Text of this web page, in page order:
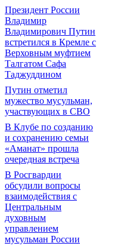
Президент России
Владимир
Владимирович Путин
встретился в Кремле с
Верховным муфтием
Талгатом Сафа
Таджуддином
Путин отметил
мужество мусульман,
участвующих в СВО
В Клубе по созданию
и сохранению семьи
«Аманат» прошла
очередная встреча
В Росгвардии
обсудили вопросы
взаимодействия с
Центральным
духовным
управлением
мусульман России